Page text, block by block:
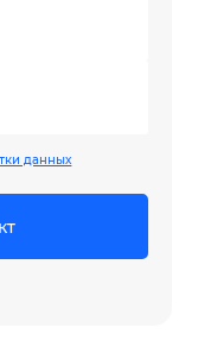
данных